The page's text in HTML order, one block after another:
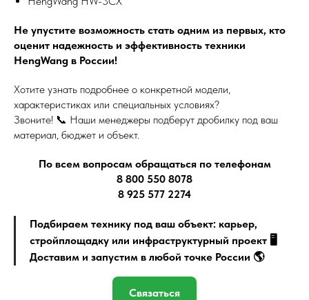
Не упустите возможность стать одним из первых, кто
оценит надежность и эффективность техники
HengWang в России!
Хотите узнать подробнее о конкретной модели,
характеристиках или специальных условиях?
Звоните! 📞 Наши менеджеры подберут дробилку под ваш
материал, бюджет и объект.
По всем вопросам обращаться по телефонам
8 800 550 8078
8 925 577 2274
Подбираем технику под ваш объект: карьер,
стройплощадку или инфраструктурный проект 🖥
Доставим и запустим в любой точке России 🌎
Связаться